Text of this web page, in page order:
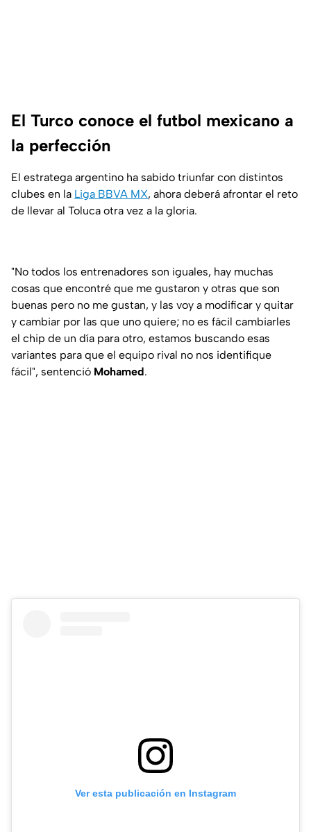
El Turco conoce el futbol mexicano a
la perfección
El estratega argentino ha sabido triunfar con distintos
clubes en la Liga BBVA MX, ahora deberá afrontar el reto
de llevar al Toluca otra vez a la gloria.
"No todos los entrenadores son iguales, hay muchas
cosas que encontré que me gustaron y otras que son
buenas pero no me gustan, y las voy a modificar y quitar
y cambiar por las que uno quiere; no es fácil cambiarles
el chip de un día para otro, estamos buscando esas
variantes para que el equipo rival no nos identifique
fácil", sentenció Mohamed.
Ver esta publicación en Instagram